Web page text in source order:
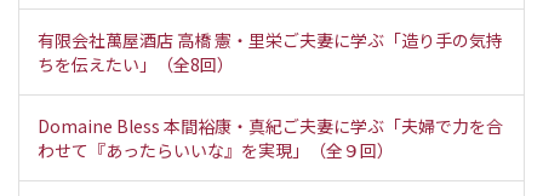
有限会社萬屋酒店 高橋 憲・里栄ご夫妻に学ぶ「造り手の気持
ちを伝えたい」（全8回）
Domaine Bless 本間裕康・真紀ご夫妻に学ぶ「夫婦で力を合
わせて『あったらいいな』を実現」（全９回）